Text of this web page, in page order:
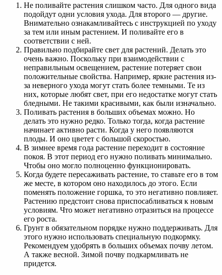
Не поливайте растения слишком часто. Для одного вида
подойдут одни условия ухода. Для второго — другие.
Внимательно ознакамливайтесь с инструкцией по уходу
за тем или иным растением. И поливайте его в
соответствии с ней.
Правильно подбирайте свет для растений. Делать это
очень важно. Поскольку при взаимодействии с
неправильным освещением, растение потеряет свои
положительные свойства. Например, яркие растения из-
за неверного ухода могут стать более темными. Те из
них, которые любят свет, при его недостатке могут стать
бледными. Не такими красивыми, как были изначально.
Поливать растения в больших объемах можно. Но
делать это нужно редко. Только тогда, когда растение
начинает активно расти. Когда у него появляются
плоды. И оно цветет с большой скоростью.
В зимнее время года растение переходит в состояние
покоя. В этот период его нужно поливать минимально.
Чтобы оно могло полноценно функционировать.
Когда будете пересаживать растение, то ставьте его в том
же месте, в котором оно находилось до этого. Если
поменять положение горшка, то это негативно повлияет.
Растению предстоит снова приспосабливаться к новым
условиям. Что может негативно отразиться на процессе
его роста.
Грунт в обязательном порядке нужно поддерживать. Для
этого нужно использовать специальную подкормку.
Рекомендуем удобрять в больших объемах почву летом.
А также весной. Зимой почву подкармливать не
придется.